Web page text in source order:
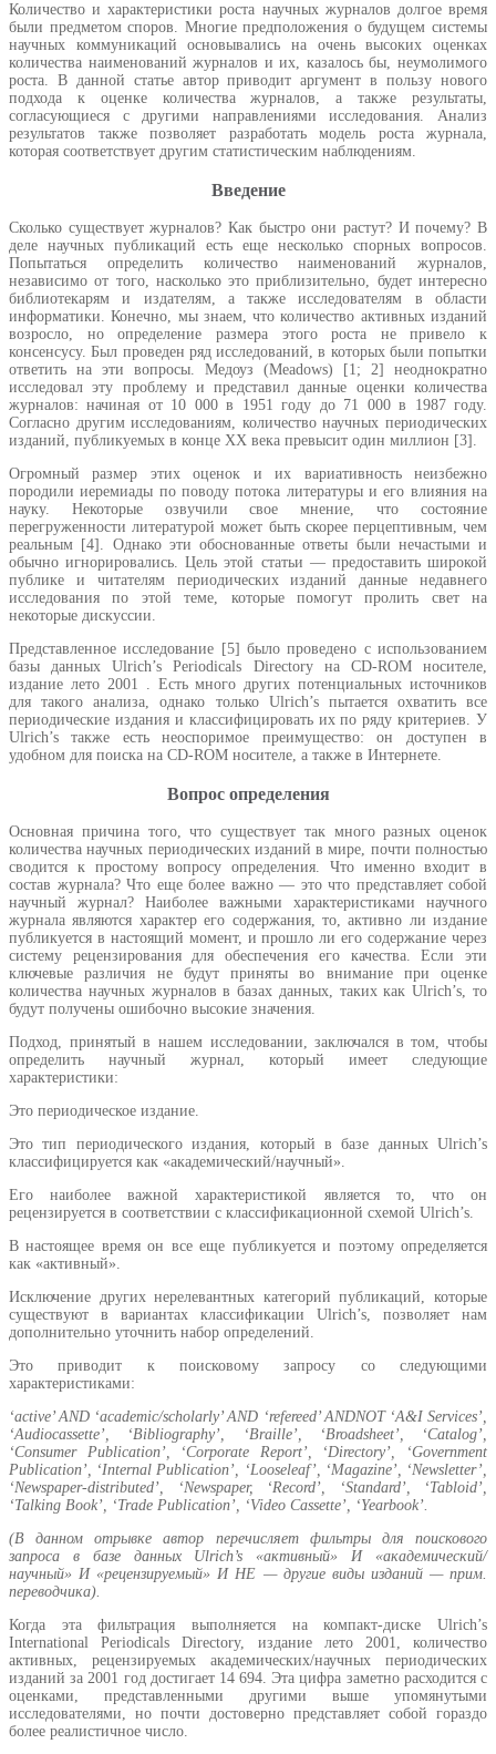
Количество и характеристики роста научных журналов долгое время
были предметом споров. Многие предположения о будущем системы
научных коммуникаций основывались на очень высоких оценках
количества наименований журналов и их, казалось бы, неумолимого
роста. В данной статье автор приводит аргумент в пользу нового
подхода к оценке количества журналов, а также результаты,
согласующиеся с другими направлениями исследования. Анализ
результатов также позволяет разработать модель роста журнала,
которая соответствует другим статистическим наблюдениям.
Введение
Сколько существует журналов? Как быстро они растут? И почему? В
деле научных публикаций есть еще несколько спорных вопросов.
Попытаться определить количество наименований журналов,
независимо от того, насколько это приблизительно, будет интересно
библиотекарям и издателям, а также исследователям в области
информатики. Конечно, мы знаем, что количество активных изданий
возросло, но определение размера этого роста не привело к
консенсусу. Был проведен ряд исследований, в которых были попытки
ответить на эти вопросы. Медоуз (Meadows) [1; 2] неоднократно
исследовал эту проблему и представил данные оценки количества
журналов: начиная от 10 000 в 1951 году до 71 000 в 1987 году.
Согласно другим исследованиям, количество научных периодических
изданий, публикуемых в конце ХХ века превысит один миллион [3].
Огромный размер этих оценок и их вариативность неизбежно
породили иеремиады по поводу потока литературы и его влияния на
науку. Некоторые озвучили свое мнение, что состояние
перегруженности литературой может быть скорее перцептивным, чем
реальным [4]. Однако эти обоснованные ответы были нечастыми и
обычно игнорировались. Цель этой статьи — предоставить широкой
публике и читателям периодических изданий данные недавнего
исследования по этой теме, которые помогут пролить свет на
некоторые дискуссии.
Представленное исследование [5] было проведено с использованием
базы данных Ulrich’s Periodicals Directory на CD-ROM носителе,
издание лето 2001 . Есть много других потенциальных источников
для такого анализа, однако только Ulrich’s пытается охватить все
периодические издания и классифицировать их по ряду критериев. У
Ulrich’s также есть неоспоримое преимущество: он доступен в
удобном для поиска на CD-ROM носителе, а также в Интернете.
Вопрос определения
Основная причина того, что существует так много разных оценок
количества научных периодических изданий в мире, почти полностью
сводится к простому вопросу определения. Что именно входит в
состав журнала? Что еще более важно — это что представляет собой
научный журнал? Наиболее важными характеристиками научного
журнала являются характер его содержания, то, активно ли издание
публикуется в настоящий момент, и прошло ли его содержание через
систему рецензирования для обеспечения его качества. Если эти
ключевые различия не будут приняты во внимание при оценке
количества научных журналов в базах данных, таких как Ulrich’s, то
будут получены ошибочно высокие значения.
Подход, принятый в нашем исследовании, заключался в том, чтобы
определить научный журнал, который имеет следующие
характеристики:
Это периодическое издание.
Это тип периодического издания, который в базе данных Ulrich’s
классифицируется как «академический/научный».
Его наиболее важной характеристикой является то, что он
рецензируется в соответствии с классификационной схемой Ulrich’s.
В настоящее время он все еще публикуется и поэтому определяется
как «активный».
Исключение других нерелевантных категорий публикаций, которые
существуют в вариантах классификации Ulrich’s, позволяет нам
дополнительно уточнить набор определений.
Это приводит к поисковому запросу со следующими
характеристиками:
‘active’ AND ‘academic/scholarly’ AND ‘refereed’ ANDNOT ‘A&I Services’,
‘Audiocassette’, ‘Bibliography’, ‘Braille’, ‘Broadsheet’, ‘Catalog’,
‘Consumer Publication’, ‘Corporate Report’, ‘Directory’, ‘Government
Publication’, ‘Internal Publication’, ‘Looseleaf’, ‘Magazine’, ‘Newsletter’,
‘Newspaper-distributed’, ‘Newspaper, ‘Record’, ‘Standard’, ‘Tabloid’,
‘Talking Book’, ‘Trade Publication’, ‘Video Cassette’, ‘Yearbook’.
(В данном отрывке автор перечисляет фильтры для поискового
запроса в базе данных Ulrich’s «активный» И «академический/
научный» И «рецензируемый» И НЕ — другие виды изданий — прим.
переводчика).
Когда эта фильтрация выполняется на компакт-диске Ulrich’s
International Periodicals Directory, издание лето 2001, количество
активных, рецензируемых академических/научных периодических
изданий за 2001 год достигает 14 694. Эта цифра заметно расходится с
оценками, представленными другими выше упомянутыми
исследователями, но почти достоверно представляет собой гораздо
более реалистичное число.